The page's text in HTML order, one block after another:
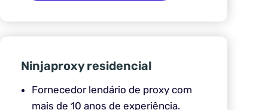
Ninjaproxy residencial
Fornecedor lendário de proxy com
mais de 10 anos de experiência.